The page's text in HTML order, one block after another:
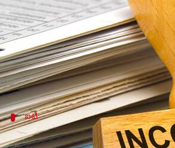
ఈ వార్తాకథనం ఏంటి
ఆదాయపు పన్ను శాఖఇంకా ఆన్‌లైన్
చేయడానికి ఆఫ్‌లైన్ ఐటీఆర్-1, 4
ఆఫ్‌లైన్ పద్ధతిలో పన్ను
ఐటీ
ఐటీఆర్-1, ఐటీఆర్ -